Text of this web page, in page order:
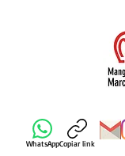
WhatsAppCopiar link